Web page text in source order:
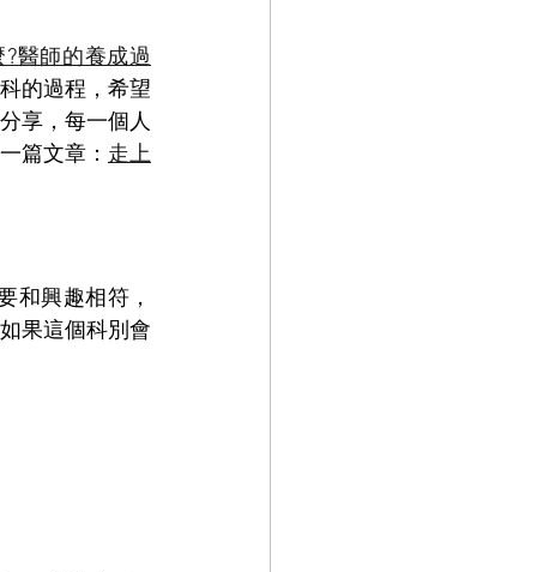
醫師的養成過
的過程，希望
享，每一個人
篇文章： 走上
果這個科別會